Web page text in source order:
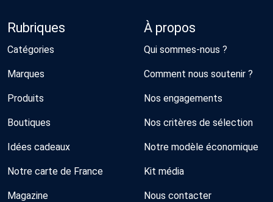
Rubriques
Catégories
Marques
Produits
Boutiques
Idées cadeaux
Notre carte de France
Magazine
À propos
Qui sommes-nous ?
Comment nous soutenir ?
Nos engagements
Nos critères de sélection
Notre modèle économique
Kit média
Nous contacter